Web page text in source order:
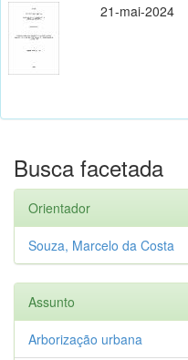
21-mai-2024
Busca facetada
Orientador
Souza, Marcelo da Costa
Assunto
Arborização urbana